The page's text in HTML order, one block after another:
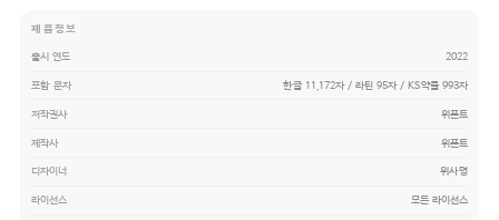
제품정보
출시 연도 2022
포함 문자 한글 11,172자 / 라틴 95자 / KS약물 993자
저작권사 위폰트
제작사 위폰트
디자이너 위사명
라이선스 모든 라이선스